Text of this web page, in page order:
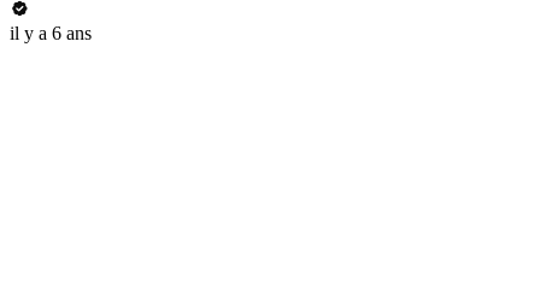
il y a 6 ans